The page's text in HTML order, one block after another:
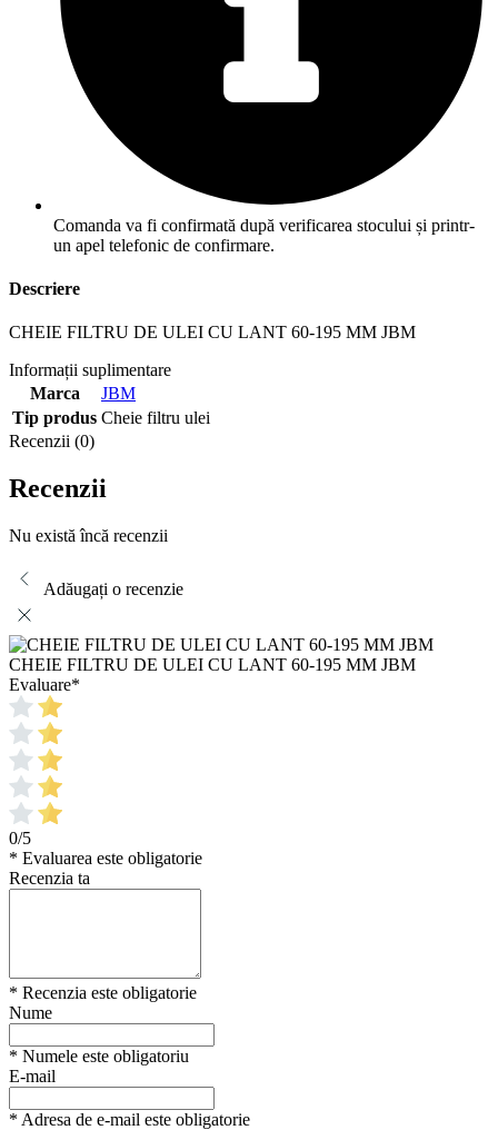
Comanda va fi confirmată după verificarea stocului și printr-
un apel telefonic de confirmare.
Descriere
CHEIE FILTRU DE ULEI CU LANT 60-195 MM JBM
Informații suplimentare
Marca
JBM
Tip produs Cheie filtru ulei
Recenzii (0)
Recenzii
Nu există încă recenzii
Adăugați o recenzie
CHEIE FILTRU DE ULEI CU LANT 60-195 MM JBM
Evaluare*
0/5
* Evaluarea este obligatorie
Recenzia ta
* Recenzia este obligatorie
Nume
* Numele este obligatoriu
E-mail
* Adresa de e-mail este obligatorie